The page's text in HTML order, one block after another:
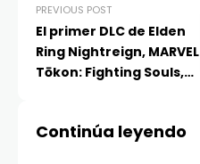
PREVIOUS POST
El primer DLC de Elden
Ring Nightreign, MARVEL
Tōkon: Fighting Souls,
reciente State of Play
Continúa leyendo